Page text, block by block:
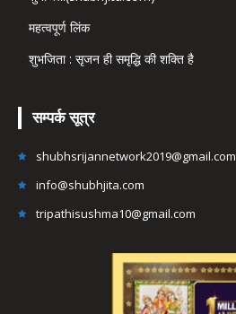
महत्वपूर्ण लिंक
शुभजिता : सृजन ही समृद्धि की शक्ति है
सम्पर्क सूत्र
shubhsrijannetwork2019@gmail.com
info@shubhjita.com
tripathisushma10@gmail.com